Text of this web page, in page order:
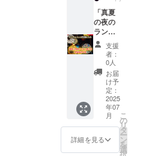
一緒に
出演で
きま
す。 自
分の仕
事のこ
とや、
挑戦し
ている
こと
や、頑
張って
ること
などを
語り合
いま
「真夏
の夜の
ランタ
ン祭
り」を
開催出
来る権
利で
す。主
催者さ
んを募
集して
いま
す。 ホ
イアン
支援
者：
0人
お届
け予
定：
2025
年07
月
詳細を見る
こ
の
リ
タ
ー
ン
を
選